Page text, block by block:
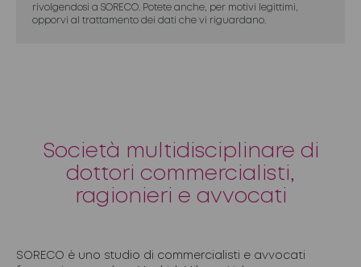
rivolgendosi a SORECO. Potete anche, per motivi legittimi,
opporvi al trattamento dei dati che vi riguardano.
Società multidisciplinare di
dottori commercialisti,
ragionieri e avvocati
SORECO è uno studio di commercialisti e avvocati